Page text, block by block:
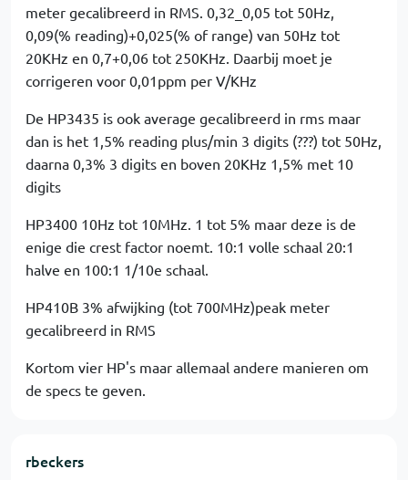
meter gecalibreerd in RMS. 0,32_0,05 tot 50Hz,
0,09(% reading)+0,025(% of range) van 50Hz tot
20KHz en 0,7+0,06 tot 250KHz. Daarbij moet je
corrigeren voor 0,01ppm per V/KHz
De HP3435 is ook average gecalibreerd in rms maar
dan is het 1,5% reading plus/min 3 digits (???) tot 50Hz,
daarna 0,3% 3 digits en boven 20KHz 1,5% met 10
digits
HP3400 10Hz tot 10MHz. 1 tot 5% maar deze is de
enige die crest factor noemt. 10:1 volle schaal 20:1
halve en 100:1 1/10e schaal.
HP410B 3% afwijking (tot 700MHz)peak meter
gecalibreerd in RMS
Kortom vier HP's maar allemaal andere manieren om
de specs te geven.
rbeckers